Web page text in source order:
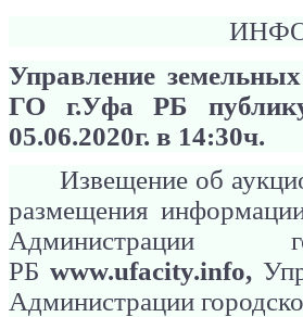
Управление
ГО г.Уфа РБ
05.06.2020г. в 14:30ч.
Извещение об
размещения
РБ www.ufacity.info,
Администрации